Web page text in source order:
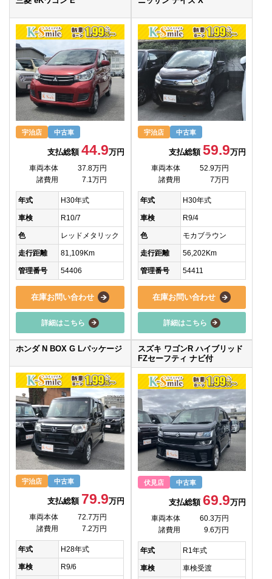
宇治店 中古車
支払総額 44.9万円
車両本体
37.8万円
諸費用
7.1万円
年式 H30年式
車検 R10/7
色 レッドメタリック
走行距離 81,109Km
管理番号 54406
在庫お問い合わせ
詳細はこちら
宇治店 中古車
支払総額59.9万円
車両本体
52.9万円
諸費用
7万円
年式 H30年式
車検 R9/4
色 モカブラウン
走行距離 56,202Km
管理番号 54411
在庫お問い合わせ
詳細はこちら
ホンダ N BOX G Lパッケージ
宇治店 中古車
支払総額 79.9万円
車両本体
72.7万円
諸費用
7.2万円
年式 H28年式
車検 R9/6
スズキ ワゴンR ハイブリッド
FZセーフティ ナビ付
伏見店 中古車
支払総額69.9万円
車両本体
60.3万円
諸費用
9.6万円
年式 R1年式
車検 車検受渡